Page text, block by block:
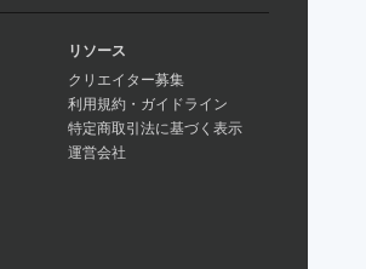
リソース
クリエイター募集
利用規約・ガイドライン
特定商取引法に基づく表示
運営会社